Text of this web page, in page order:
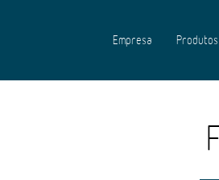
Empresa Produtos